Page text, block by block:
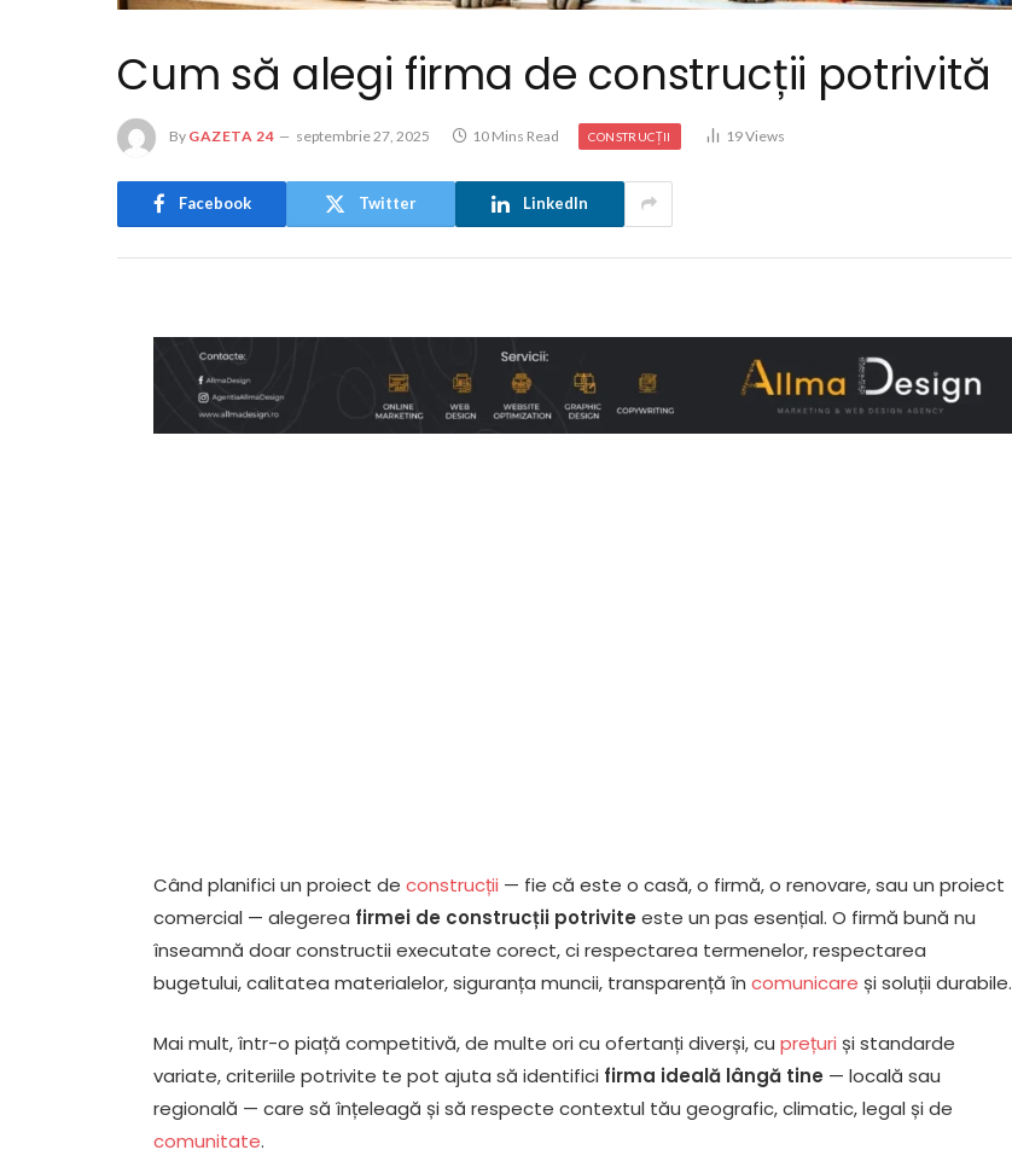
Cum să alegi firma de construcții potrivită
By GAZETA 24 septembrie 27, 2025 10 Mins Read CONSTRUCȚII 19Views
Facebook Twitter LinkedIn
Când planifici un proiect deconstrucții — fie că este o casă, o firmă, o renovare, sau un proiect
comercial — alegerea firmei de construcții potrivite este un pas esențial. O firmă bună nu
înseamnă doar constructii executate corect, ci respectarea termenelor, respectarea
bugetului, calitatea materialelor, siguranța muncii, transparență încomunicare și soluții durabile.
Mai mult, într-o piață competitivă, de multe ori cu ofertanți diverși, cuprețuri și standarde
variate, criteriile potrivite te pot ajuta să identifici firma ideală lângă tine — locală sau
regională — care să înțeleagă și să respecte contextul tău geografic, climatic, legal și de
comunitate.